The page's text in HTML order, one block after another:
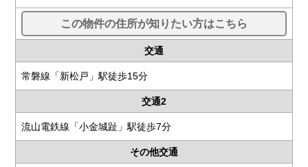
この物件の住所が知りたい方はこちら
交通
常磐線「新松戸」駅徒歩15分
交通2
流山電鉄線「小金城趾」駅徒歩7分
その他交通